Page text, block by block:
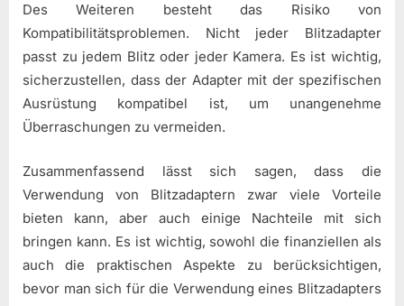
Des Weiteren besteht das Risiko von
Kompatibilitätsproblemen. Nicht jeder Blitzadapter
passt zu jedem Blitz oder jeder Kamera. Es ist wichtig,
sicherzustellen, dass der Adapter mit der spezifischen
Ausrüstung kompatibel ist, um unangenehme
Überraschungen zu vermeiden.
Zusammenfassend lässt sich sagen, dass die
Verwendung von Blitzadaptern zwar viele Vorteile
bieten kann, aber auch einige Nachteile mit sich
bringen kann. Es ist wichtig, sowohl die finanziellen als
auch die praktischen Aspekte zu berücksichtigen,
bevor man sich für die Verwendung eines Blitzadapters